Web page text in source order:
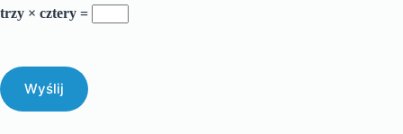
trzy × cztery =
Wyślij